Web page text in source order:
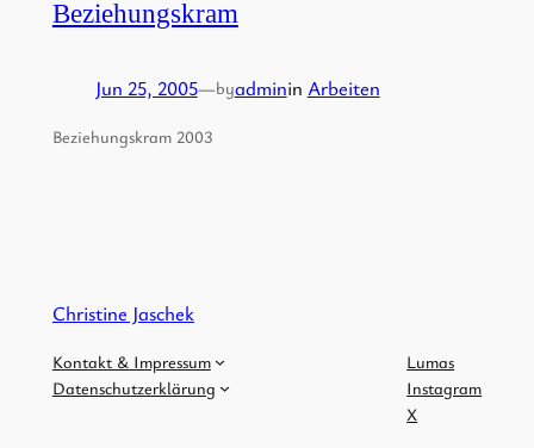
Beziehungskram
Jun 25, 2005—byadminin Arbeiten
Beziehungskram 2003
Christine Jaschek
Kontakt & Impressum
Datenschutzerklärung
Lumas
Instagram
X